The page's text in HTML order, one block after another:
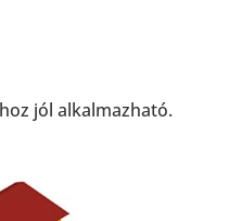
jól alkalmazható.